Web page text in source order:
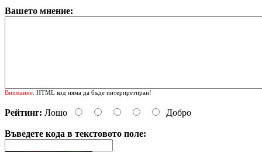
Вашето мнение:
Внимание: HTML код няма да бъде интерпретиран!
Рейтинг: Лошо Добро
Въведете кода в текстовото поле: